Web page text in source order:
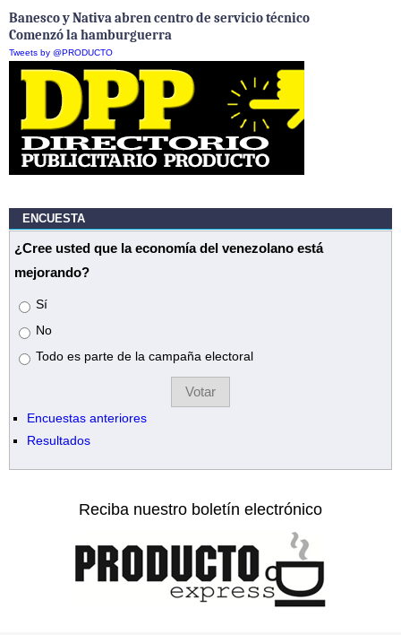
Banesco y Nativa abren centro de servicio técnico
Comenzó la hamburguerra
Tweets by @PRODUCTO
ENCUESTA
¿Cree usted que la economía del venezolano está
mejorando?
Opciones
Sí
No
Todo es parte de la campaña electoral
Encuestas anteriores
Resultados
Reciba nuestro boletín electrónico